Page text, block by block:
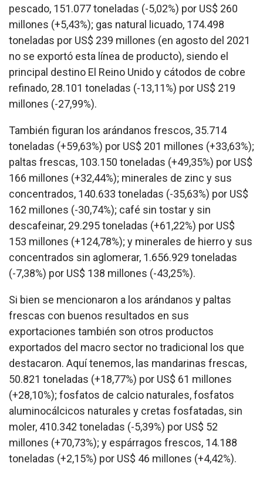
pescado, 151.077 toneladas (-5,02%) por US$ 260
millones (+5,43%); gas natural licuado, 174.498
toneladas por US$ 239 millones (en agosto del 2021
no se exportó esta línea de producto), siendo el
principal destino El Reino Unido y cátodos de cobre
refinado, 28.101 toneladas (-13,11%) por US$ 219
millones (-27,99%).
También figuran los arándanos frescos, 35.714
toneladas (+59,63%) por US$ 201 millones (+33,63%);
paltas frescas, 103.150 toneladas (+49,35%) por US$
166 millones (+32,44%); minerales de zinc y sus
concentrados, 140.633 toneladas (-35,63%) por US$
162 millones (-30,74%); café sin tostar y sin
descafeinar, 29.295 toneladas (+61,22%) por US$
153 millones (+124,78%); y minerales de hierro y sus
concentrados sin aglomerar, 1.656.929 toneladas
(-7,38%) por US$ 138 millones (-43,25%).
Si bien se mencionaron a los arándanos y paltas
frescas con buenos resultados en sus
exportaciones también son otros productos
exportados del macro sector no tradicional los que
destacaron. Aquí tenemos, las mandarinas frescas,
50.821 toneladas (+18,77%) por US$ 61 millones
(+28,10%); fosfatos de calcio naturales, fosfatos
aluminocálcicos naturales y cretas fosfatadas, sin
moler, 410.342 toneladas (-5,39%) por US$ 52
millones (+70,73%); y espárragos frescos, 14.188
toneladas (+2,15%) por US$ 46 millones (+4,42%).